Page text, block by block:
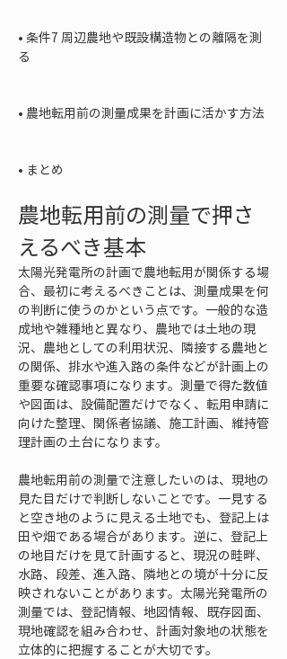
• 条件7 周辺農地や既設構造物との離隔を測
る
• 農地転用前の測量成果を計画に活かす方法
• まとめ
農地転用前の測量で押さ
えるべき基本
太陽光発電所の計画で農地転用が関係する場
合、最初に考えるべきことは、測量成果を何
の判断に使うのかという点です。一般的な造
成地や雑種地と異なり、農地では土地の現
況、農地としての利用状況、隣接する農地と
の関係、排水や進入路の条件などが計画上の
重要な確認事項になります。測量で得た数値
や図面は、設備配置だけでなく、転用申請に
向けた整理、関係者協議、施工計画、維持管
理計画の土台になります。
農地転用前の測量で注意したいのは、現地の
見た目だけで判断しないことです。一見する
と空き地のように見える土地でも、登記上は
田や畑である場合があります。逆に、登記上
の地目だけを見て計画すると、現況の畦畔、
水路、段差、進入路、隣地との境が十分に反
映されないことがあります。太陽光発電所の
測量では、登記情報、地図情報、既存図面、
現地確認を組み合わせ、計画対象地の状態を
立体的に把握することが大切です。